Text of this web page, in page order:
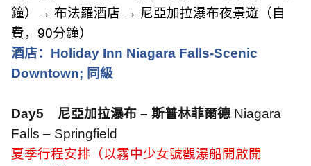
鐘）→ 布法羅酒店 → 尼亞加拉瀑布夜景遊（自
費， 90分鐘）
酒店： Holiday Inn Niagara Falls-Scenic
Downtown; 同級
Day5 尼亞加拉瀑布 – 斯普林菲爾德 Niagara
Falls – Springfield
夏季行程安排（以霧中少女號觀瀑船開啟開